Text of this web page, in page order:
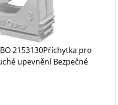
2153130Příchytka pro
upevnění Bezpečné